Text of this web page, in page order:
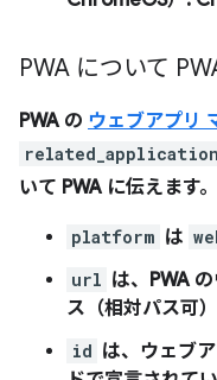
PWA について
PWA の ウェブアプリ
いて PWA に伝えます。
platform は
url は、PWA
ス（相対パス可
id は、ウェブ